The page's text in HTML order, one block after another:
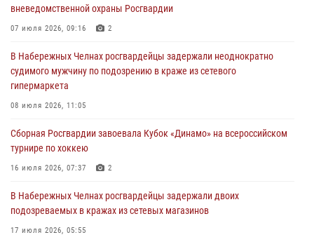
В Нижнекамске сотрудники Росгвардии задержали подозреваемого
23 июля 2026, 06:47
В Казани Росгвардия приняла участие в обеспечении безопасности
крестного хода и освящения храма
вневедомственной охраны Росгвардии
07 июля 2026, 09:16 2
В Набережных Челнах росгвардейцы задержали неоднократно
судимого мужчину по подозрению в краже из сетевого
гипермаркета
08 июля 2026, 11:05
Сборная Росгвардии завоевала Кубок «Динамо» на всероссийском
турнире по хоккею
16 июля 2026, 07:37 2
В Набережных Челнах росгвардейцы задержали двоих
подозреваемых в кражах из сетевых магазинов
17 июля 2026, 05:55